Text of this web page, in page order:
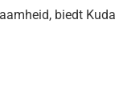
biedt